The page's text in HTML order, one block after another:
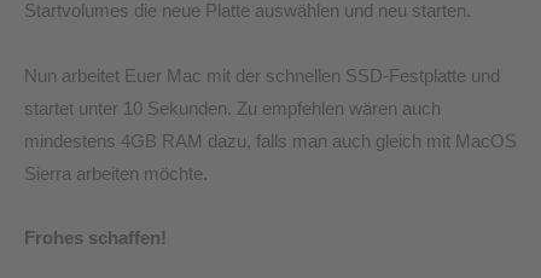
Startvolumes die neue Platte auswählen und neu starten.
Nun arbeitet Euer Mac mit der schnellen SSD-Festplatte und
startet unter 10 Sekunden. Zu empfehlen wären auch
mindestens 4GB RAM dazu, falls man auch gleich mit MacOS
Sierra arbeiten möchte.
Frohes schaffen!